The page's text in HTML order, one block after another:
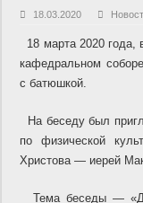
18.03.2020
18 марта 2020 года,
кафедральном
с батюшкой.
На беседу был
по физической
Христова — иерей
Тема беседы —